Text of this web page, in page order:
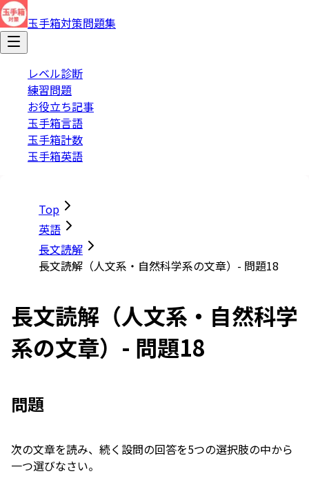
玉手箱対策問題集
レベル診断
練習問題
お役立ち記事
玉手箱言語
玉手箱計数
玉手箱英語
Top
英語
長文読解
長文読解（人文系・自然科学系の文章）- 問題18
長文読解（人文系・自然科学
系の文章）- 問題18
問題
次の文章を読み、続く設問の回答を5つの選択肢の中から
一つ選びなさい。